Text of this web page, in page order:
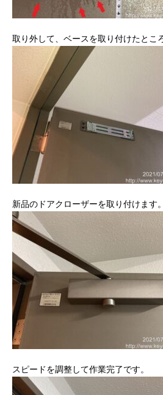
取り外して、ベースを取り付けたとこ
新品のドアクローザーを取り付けます。
スピードを調整して作業完了です。